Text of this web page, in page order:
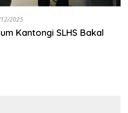
2025
Kantongi SLHS Bakal